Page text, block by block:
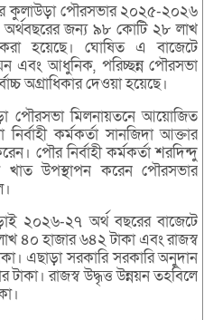
কুলাউড়া পৌরসভার ২০২৫-২০২৬
জন্য ৯৮ কোটি ২৮ লাখ
করা হয়েছে। ঘোষিত এ বাজেটে
এবং আধুনিক, পরিচ্ছন্ন পৌরসভা
অগ্রাধিকার দেওয়া হয়েছে।
পৌরসভা মিলনায়তনে আয়োজিত
কর্মকর্তা সানজিদা আক্তার
পৌর নির্বাহী কর্মকর্তা শরদিন্দু
খাত উপস্থাপন করেন পৌরসভার
২০২৬-২৭ অর্থ বছরের বাজেটে
৪০ হাজার ৬৪২ টাকা এবং রাজস্ব
এছাড়া সরকারি সরকারি অনুদান
রাজস্ব উদ্ধৃত্ত উন্নয়ন তহবিলে